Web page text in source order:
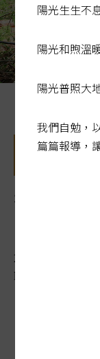
日本木材自給率
拚五成
2021-05-12
聯合報 / 記者吳
陽光生生不
陽光和煦溫
陽光普照大
我們自勉，
篇篇報導，